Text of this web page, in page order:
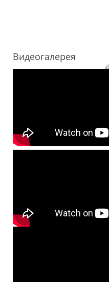
Видеогалерея